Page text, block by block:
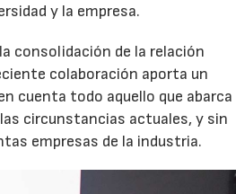
y la empresa.
consolidación de la relación
colaboración aporta un
cuenta todo aquello que abarca
circunstancias actuales, y sin
empresas de la industria.